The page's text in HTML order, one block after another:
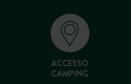
ACCESSO
CAMPING